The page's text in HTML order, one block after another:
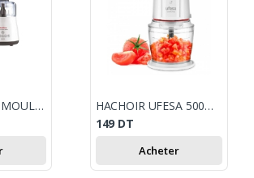
MINI HACHOIR MOULINEX DPA241 1000W - BLANC
HACHOIR UFESA 500W 2 VITESSE
149 DT
Acheter